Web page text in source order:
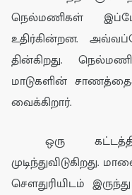
நெல்மணிகள்
உதிர்கின்றன.
தின்கிறது.
மாடுகளின் சாணத்தை
வைக்கிறார்.
ஒரு கட்ட
முடிந்துவிடுகிறது.
சௌதுரியிடம் இருந்து